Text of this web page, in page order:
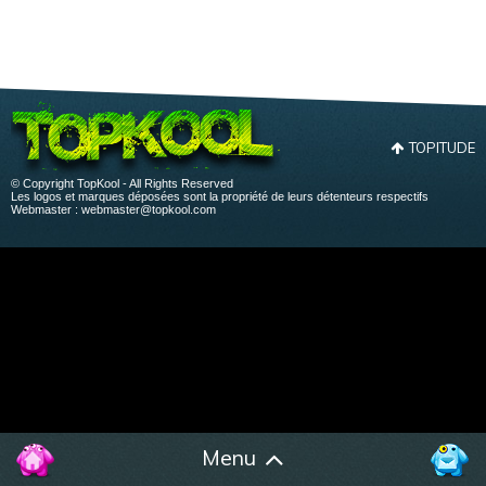
Menu
TOPITUDE
© Copyright TopKool - All Rights Reserved
Les logos et marques déposées sont la propriété de leurs détenteurs respectifs
Webmaster : webmaster@topkool.com